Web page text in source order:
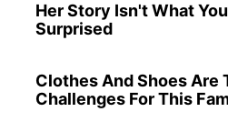
Her Story Isn't What
Surprised
Clothes And Shoes Are
Challenges For This